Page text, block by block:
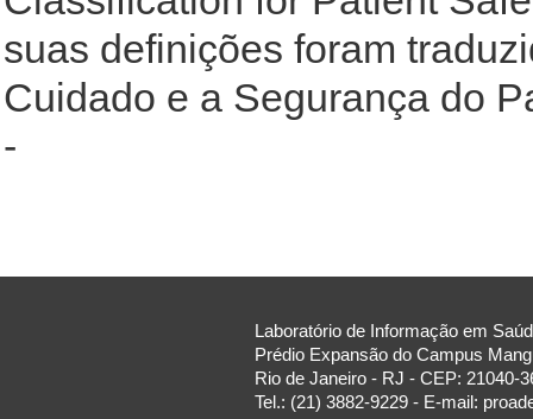
suas definições foram
Cuidado e a Segurança do
-
Laboratório de Informação em
Prédio Expansão do Campus
Rio de Janeiro - RJ - CEP: 21040-
Tel.: (21) 3882-9229 - E-mail: